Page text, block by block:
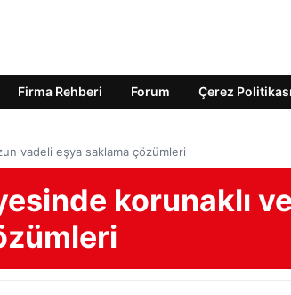
Firma Rehberi Forum Çerez Politikası
vadeli eşya saklama çözümleri
korunaklı ve